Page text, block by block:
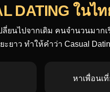
DATING ในไ
ลี่ยนไปจากเดิม คนจำนวนมา
าว ทำให้คำว่า Casual
หาเพื่อนเ